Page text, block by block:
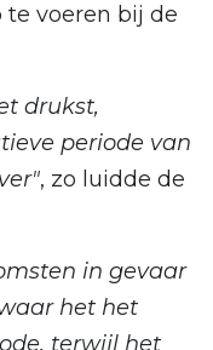
voeren bij de
drukst,
periode van
, zo luidde de
in gevaar
het het
terwijl het